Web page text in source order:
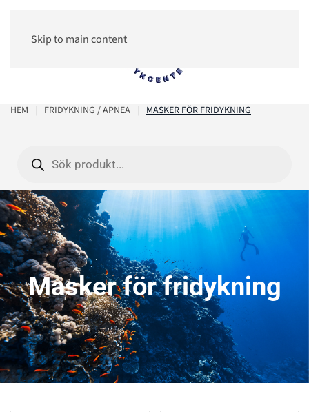
Skip to main content
HEM FRIDYKNING / APNEA MASKER FÖR FRIDYKNING
search
Masker för fridykning